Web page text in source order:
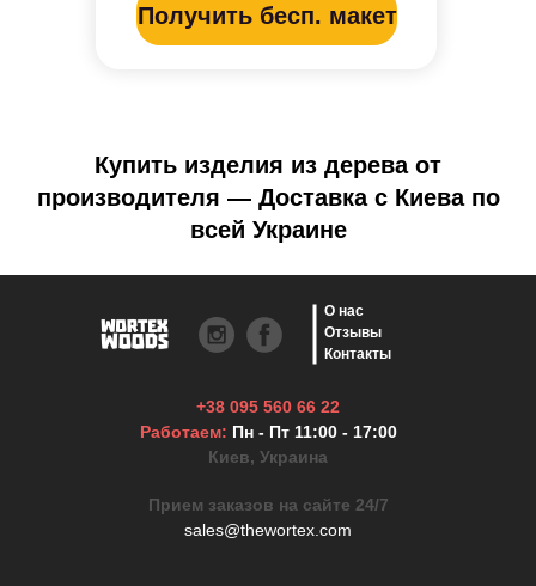
Получить бесп. макет
Купить изделия из дерева от
производителя — Доставка с Киева по
всей Украине
+38 095 560 66 22
Работаем: Пн - Пт 11:00 - 17:00
Киев, Украина
Прием заказов на сайте 24/7
sales@thewortex.com
О нас
Отзывы
Контакты